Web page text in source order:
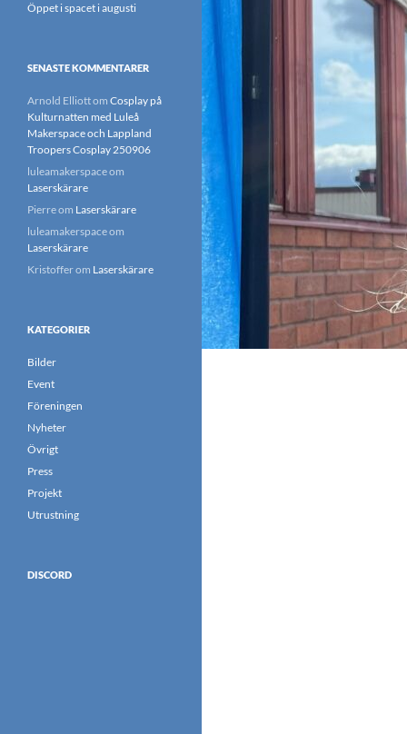
Öppet i spacet i augusti
SENASTE KOMMENTARER
Arnold Elliottom Cosplay på
Kulturnatten med Luleå
Makerspace och Lappland
Troopers Cosplay 250906
luleamakerspaceom
Laserskärare
Pierreom Laserskärare
luleamakerspaceom
Laserskärare
Kristofferom Laserskärare
KATEGORIER
Bilder
Event
Föreningen
Nyheter
Övrigt
Press
Projekt
Utrustning
DISCORD